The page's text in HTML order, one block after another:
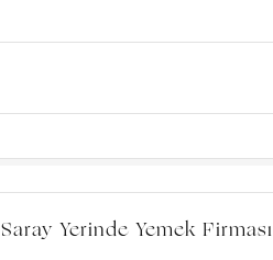
Saray Yerinde Yemek Firması